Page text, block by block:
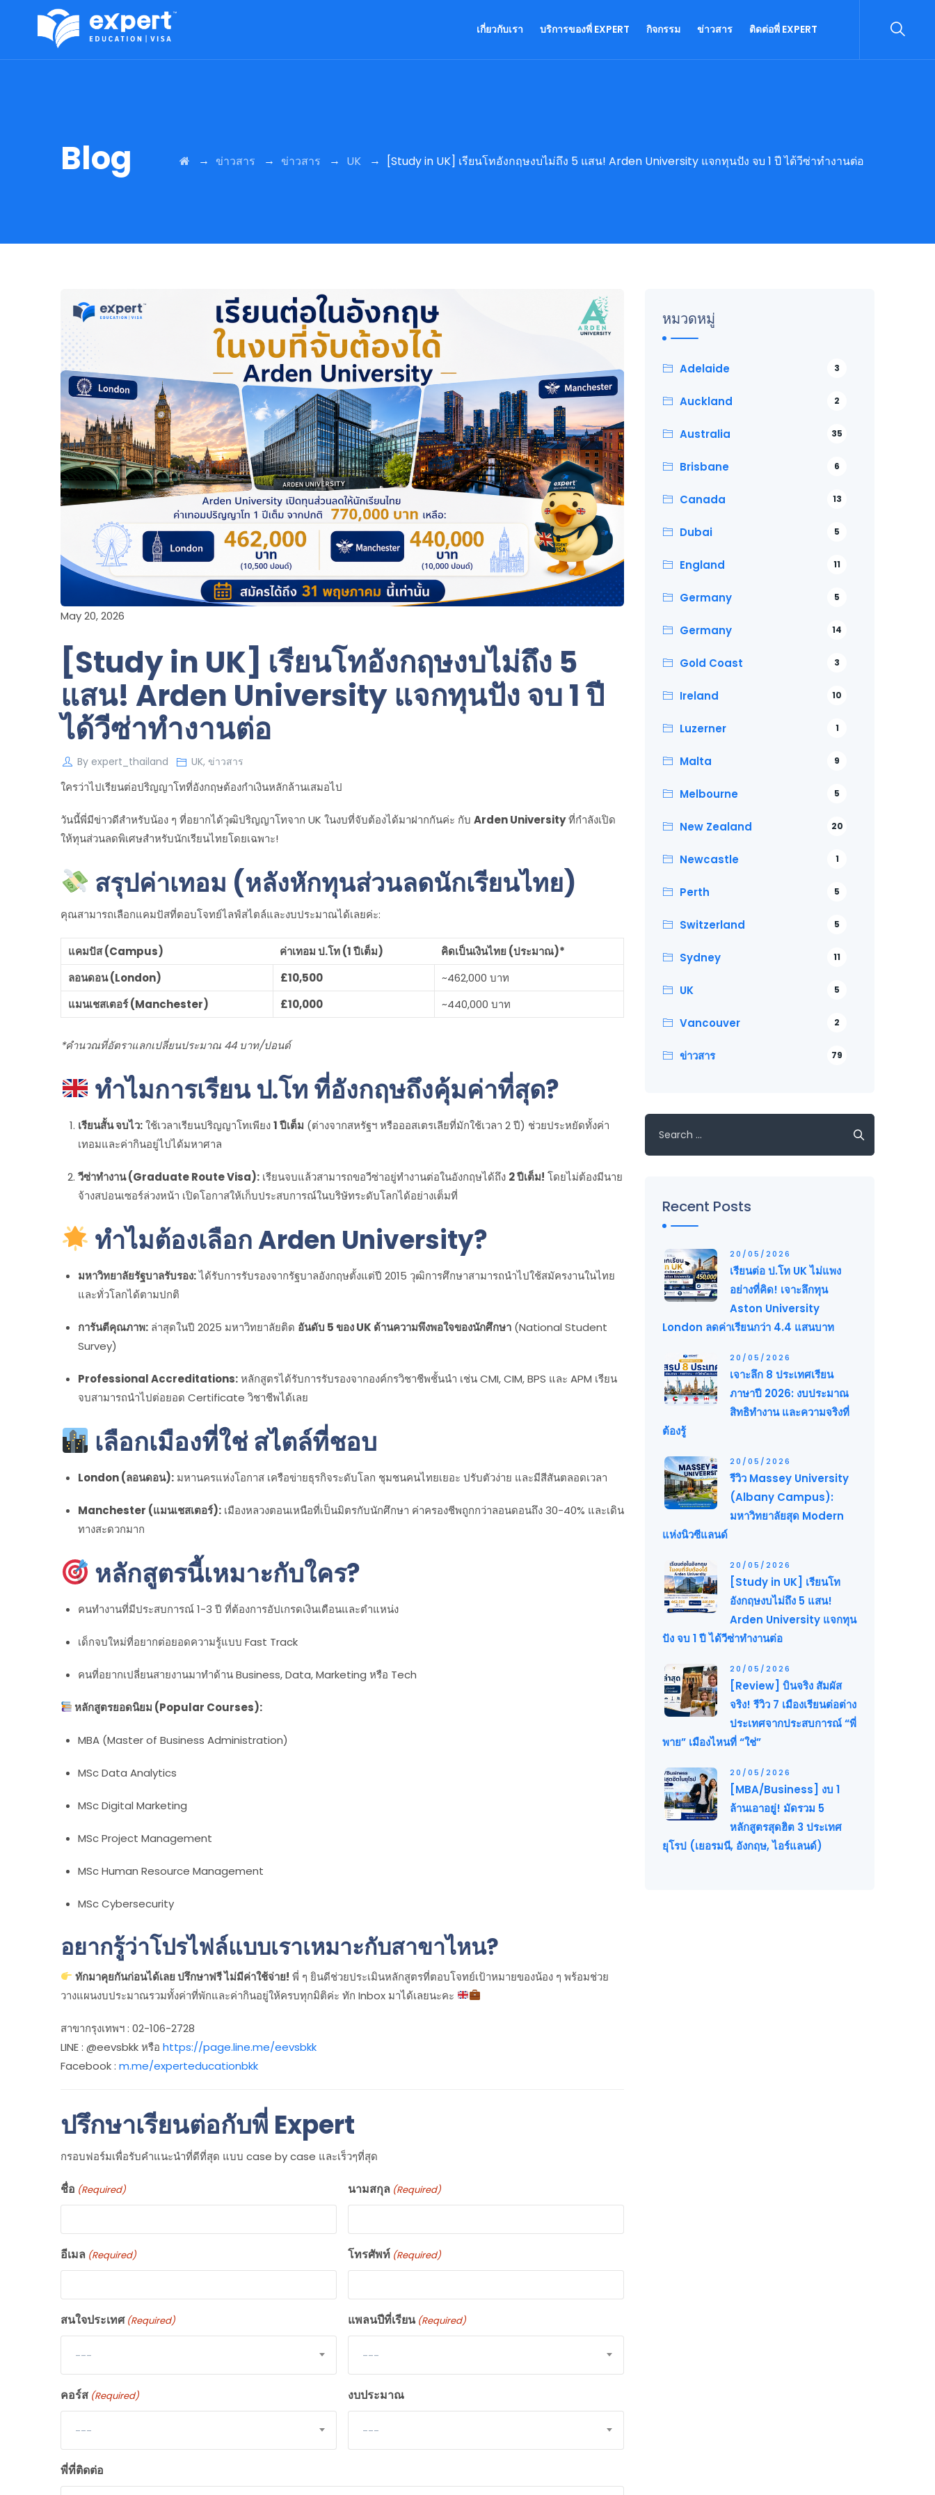
เกี่ยวกับเรา บริการของพี่ EXPERT กิจกรรม ข่าวสาร ติดต่อพี่ EXPERT
Blog → ข่าวสาร → ข่าวสาร → UK → [Study in UK] เรียนโทอังกฤษงบไม่ถึง 5 แสน! Arden University แจกทุนปัง จบ 1 ปี ได้วีซ่าทำงานต่อ
May 20, 2026
[Study in UK] เรียนโทอังกฤษงบไม่ถึง 5
แสน! Arden University แจกทุนปัง จบ 1 ปี
ได้วีซ่าทำงานต่อ
By expert_thailand UK,ข่าวสาร
ใครว่าไปเรียนต่อปริญญาโทที่อังกฤษต้องกำเงินหลักล้านเสมอไป
วันนี้พี่มีข่าวดีสำหรับน้อง ๆ ที่อยากได้วุฒิปริญญาโทจาก UK ในงบที่จับต้องได้มาฝากกันค่ะ กับ Arden Universityที่กำลังเปิด
ให้ทุนส่วนลดพิเศษสำหรับนักเรียนไทยโดยเฉพาะ!
สรุปค่าเทอม (หลังหักทุนส่วนลดนักเรียนไทย)
คุณสามารถเลือกแคมปัสที่ตอบโจทย์ไลฟ์สไตล์และงบประมาณได้เลยค่ะ:
แคมปัส (Campus) ค่าเทอม ป.โท (1 ปีเต็ม)
คิดเป็นเงินไทย (ประมาณ)*
ลอนดอน (London)
£10,500
~462,000 บาท
แมนเชสเตอร์ (Manchester)
£10,000 ~440,000 บาท
*คำนวณที่อัตราแลกเปลี่ยนประมาณ 44 บาท/ปอนด์
ทำไมการเรียน ป.โท ที่อังกฤษถึงคุ้มค่าที่สุด?
เรียนสั้น จบไว:ใช้เวลาเรียนปริญญาโทเพียง1 ปีเต็ม (ต่างจากสหรัฐฯ หรือออสเตรเลียที่มักใช้เวลา 2 ปี) ช่วยประหยัดทั้งค่า
เทอมและค่ากินอยู่ไปได้มหาศาล
วีซ่าทำงาน (Graduate Route Visa): เรียนจบแล้วสามารถขอวีซ่าอยู่ทำงานต่อในอังกฤษได้ถึง 2 ปีเต็ม! โดยไม่ต้องมีนาย
จ้างสปอนเซอร์ล่วงหน้า เปิดโอกาสให้เก็บประสบการณ์ในบริษัทระดับโลกได้อย่างเต็มที่
ทำไมต้องเลือก Arden University?
มหาวิทยาลัยรัฐบาลรับรอง:ได้รับการรับรองจากรัฐบาลอังกฤษตั้งแต่ปี 2015 วุฒิการศึกษาสามารถนำไปใช้สมัครงานในไทย
และทั่วโลกได้ตามปกติ
การันตีคุณภาพ: ล่าสุดในปี 2025 มหาวิทยาลัยติด อันดับ 5 ของ UK ด้านความพึงพอใจของนักศึกษา (National Student
Survey)
Professional Accreditations:หลักสูตรได้รับการรับรองจากองค์กรวิชาชีพชั้นนำ เช่น CMI, CIM, BPS และ APM เรียน
จบสามารถนำไปต่อยอด Certificate วิชาชีพได้เลย
เลือกเมืองที่ใช่ สไตล์ที่ชอบ
London (ลอนดอน): มหานครแห่งโอกาส เครือข่ายธุรกิจระดับโลก ชุมชนคนไทยเยอะ ปรับตัวง่าย และมีสีสันตลอดเวลา
Manchester (แมนเชสเตอร์): เมืองหลวงตอนเหนือที่เป็นมิตรกับนักศึกษา ค่าครองชีพถูกกว่าลอนดอนถึง 30-40% และเดิน
ทางสะดวกมาก
หลักสูตรนี้เหมาะกับใคร?
คนทำงานที่มีประสบการณ์ 1-3 ปี ที่ต้องการอัปเกรดเงินเดือนและตำแหน่ง
เด็กจบใหม่ที่อยากต่อยอดความรู้แบบ Fast Track
คนที่อยากเปลี่ยนสายงานมาทำด้าน Business, Data, Marketing หรือ Tech
หลักสูตรยอดนิยม (Popular Courses):
MBA (Master of Business Administration)
MSc Data Analytics
MSc Digital Marketing
MSc Project Management
MSc Human Resource Management
MSc Cybersecurity
อยากรู้ว่าโปรไฟล์แบบเราเหมาะกับสาขาไหน?
ทักมาคุยกันก่อนได้เลย ปรึกษาฟรี ไม่มีค่าใช้จ่าย! พี่ ๆ ยินดีช่วยประเมินหลักสูตรที่ตอบโจทย์เป้าหมายของน้อง ๆ พร้อมช่วย
วางแผนงบประมาณรวมทั้งค่าที่พักและค่ากินอยู่ให้ครบทุกมิติค่ะ ทัก Inbox มาได้เลยนะคะ
สาขากรุงเทพฯ : 02-106-2728
LINE : @eevsbkk หรือ https://page.line.me/eevsbkk
Facebook : m.me/experteducationbkk
ปรึกษาเรียนต่อกับพี่ Expert
กรอบฟอร์มเพื่อรับคำแนะนำที่ดีที่สุด แบบ case by case และเร็วๆที่สุด
ชื่อ (Required) นามสกุล (Required)
อีเมล (Required) โทรศัพท์ (Required)
สนใจประเทศ (Required)
---
แพลนปีที่เรียน (Required)
---
คอร์ส (Required)
---
งบประมาณ
---
พี่ที่ติดต่อ
หมวดหมู่
Adelaide 3
Auckland 2
Australia 35
Brisbane 6
Canada 13
Dubai 5
England 11
Germany 5
Germany 14
Gold Coast 3
Ireland 10
Luzerner 1
Malta 9
Melbourne 5
New Zealand 20
Newcastle 1
Perth 5
Switzerland 5
Sydney 11
UK 5
Vancouver 2
ข่าวสาร 79
for:
Recent Posts
20/05/2026
เรียนต่อ ป.โท UK ไม่แพง
อย่างที่คิด! เจาะลึกทุน
Aston University
London ลดค่าเรียนกว่า 4.4 แสนบาท
20/05/2026
เจาะลึก 8 ประเทศเรียน
ภาษาปี 2026: งบประมาณ
สิทธิทำงาน และความจริงที่
ต้องรู้
20/05/2026
รีวิว Massey University
(Albany Campus):
มหาวิทยาลัยสุด Modern
แห่งนิวซีแลนด์
20/05/2026
[Study in UK] เรียนโท
อังกฤษงบไม่ถึง 5 แสน!
Arden University แจกทุน
ปัง จบ 1 ปี ได้วีซ่าทำงานต่อ
20/05/2026
[Review] บินจริง สัมผัส
จริง! รีวิว 7 เมืองเรียนต่อต่าง
ประเทศจากประสบการณ์ “พี่
พาย” เมืองไหนที่ “ใช่”
20/05/2026
[MBA/Business] งบ 1
ล้านเอาอยู่! มัดรวม 5
หลักสูตรสุดฮิต 3 ประเทศ
ยุโรป (เยอรมนี, อังกฤษ, ไอร์แลนด์)